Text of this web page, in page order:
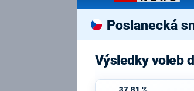
Poslanecká
Výsledky voleb
37,81 %